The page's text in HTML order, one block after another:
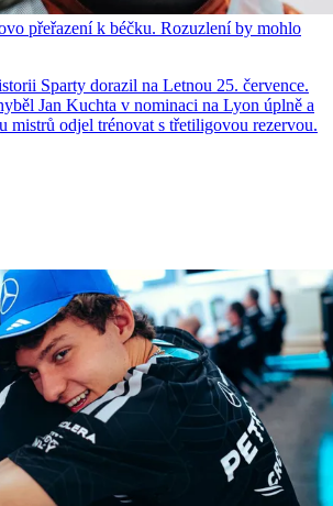
přeřazení k béčku. Rozuzlení by mohlo
Sparty dorazil na Letnou 25. července.
Jan Kuchta v nominaci na Lyon úplně a
mistrů odjel trénovat s třetiligovou rezervou.